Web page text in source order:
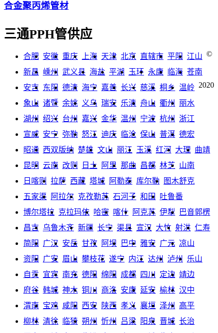
合金聚丙烯管材
三通PPH管供应
合肥 安徽 重庆 上海 天津 北京 直辖市 平阳
江山
新昌 嵊州 武义县 海盐 平湖 玉环 永康 临海 苍南
安吉 东阳 德清 海宁 嘉善 长兴 慈溪 桐乡 温岭
象山 诸暨 余姚 义乌 瑞安 乐清 舟山 衢州
丽水
湖州
绍兴 台州 嘉兴 金华 温州 宁波 杭州
浙江
宣威 安宁 弥勒 怒江 迪庆 临沧 保山 普洱 德宏
昭通 西双版纳 楚雄 文山 丽江 玉溪 红河 大理 曲靖
昆明 云南 改则 日土 阿里 那曲 昌都 林芝 山南
日喀则
拉萨 西藏 塔城 阿勒泰 库尔勒
图木舒克
五家渠
阿拉尔 克孜勒苏 石河子 和田
吐鲁番
博尔塔拉 克拉玛依 哈密 喀什 阿克苏 伊犁
巴音郭楞
昌吉 乌鲁木齐 新疆 长宁 渠县 宣汉 大竹 射洪 仁寿
简阳
广汉 安岳 甘孜 阿坝 巴中 雅安 广元 凉山
资阳
广安 眉山 攀枝花 遂宁 内江 达州 泸州
乐山
自贡 宜宾 南充 德阳 绵阳 成都 四川 定边 靖边
府谷 韩城 神木 铜川 商洛 安康 延安 榆林 汉中
渭南 宝鸡 咸阳 西安 陕西 孝义 襄垣 泽州
高平
柳林 清徐 临猗 朔州 忻州 吕梁 阳泉 晋城 长治
©
2020